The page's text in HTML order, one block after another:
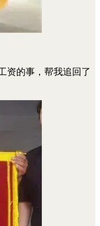
资的事，帮我追回了